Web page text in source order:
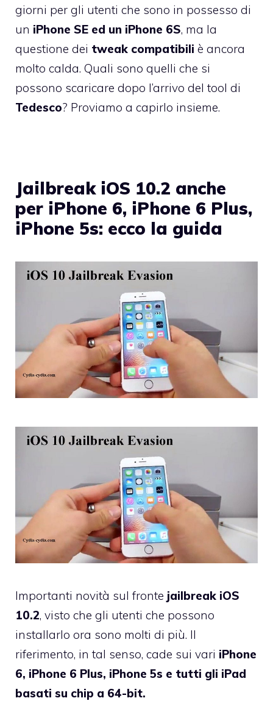
giorni per gli utenti che sono in possesso di
un iPhone SE ed un iPhone 6S, ma la
questione dei tweak compatibili è ancora
molto calda. Quali sono quelli che si
possono scaricare dopo l’arrivo del tool di
Tedesco? Proviamo a capirlo insieme.
Jailbreak iOS 10.2 anche
per iPhone 6, iPhone 6 Plus,
iPhone 5s: ecco la guida
Importanti novità sul fronte jailbreak iOS
10.2, visto che gli utenti che possono
installarlo ora sono molti di più. Il
riferimento, in tal senso, cade sui vari iPhone
6, iPhone 6 Plus, iPhone 5s e tutti gli iPad
basati su chip a 64-bit.